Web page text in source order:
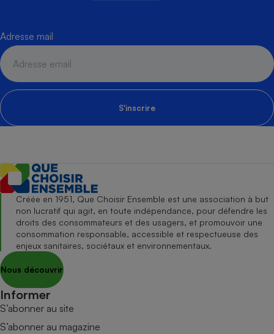
Adresse mail
S'inscrire
Créée en 1951, Que Choisir Ensemble est une association à but
non lucratif qui agit, en toute indépendance, pour défendre les
droits des consommateurs et des usagers, et promouvoir une
consommation responsable, accessible et respectueuse des
enjeux sanitaires, sociétaux et environnementaux.
Nous découvrir
Informer
S’abonner au site
S’abonner au magazine